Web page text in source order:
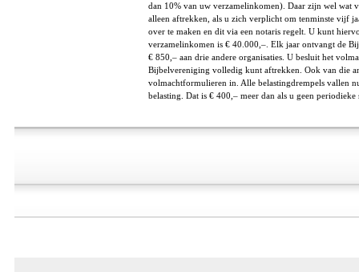
dan 10% van uw verzamelinkomen). Daar zijn wel wat
alleen aftrekken, als u zich verplicht om tenminste vijf
over te maken en dit via een notaris regelt. U kunt
verzamelinkomen is € 40.000,–. Elk jaar ontvangt de
€ 850,– aan drie andere organisaties. U besluit het
Bijbelvereniging volledig kunt aftrekken. Ook van die
volmachtformulieren in. Alle belastingdrempels vallen
belasting. Dat is € 400,– meer dan als u geen periodieke